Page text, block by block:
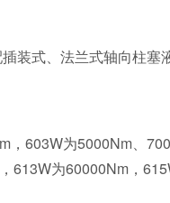
装式、法兰式轴向柱
603W为5000Nm、
为60000Nm，